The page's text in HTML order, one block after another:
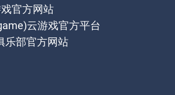
官方网站
云游戏官方平台
乐部官方网站